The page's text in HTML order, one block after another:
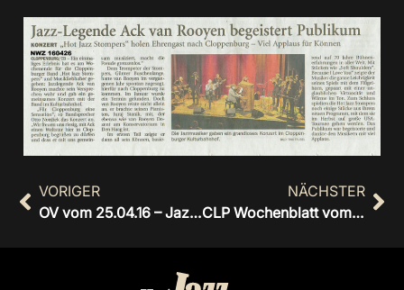
VORIGER
OV vom 25.04.16 – Jazzkonzert mit Ack van Rooyen in CLP begeistert Zuhörer
NÄCHSTER
CLP Wochenblatt vom 08.06.2016 „Culinarische Nacht“